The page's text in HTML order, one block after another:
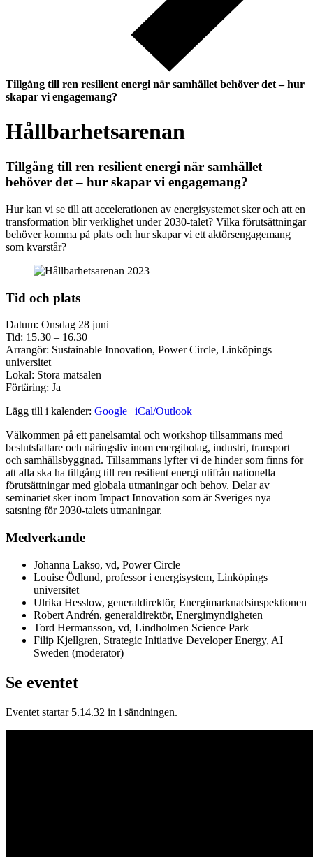
Tillgång till ren resilient energi när samhället behöver det – hur
skapar vi engagemang?
Hållbarhetsarenan
Tillgång till ren resilient energi när samhället
behöver det – hur skapar vi engagemang?
Hur kan vi se till att accelerationen av energisystemet sker och att en
transformation blir verklighet under 2030-talet? Vilka förutsättningar
behöver komma på plats och hur skapar vi ett aktörsengagemang
som kvarstår?
Tid och plats
Datum: Onsdag 28 juni
Tid: 15.30 – 16.30
Arrangör: Sustainable Innovation, Power Circle, Linköpings
universitet
Lokal: Stora matsalen
Förtäring: Ja
Lägg till i kalender: Google | iCal/Outlook
Välkommen på ett panelsamtal och workshop tillsammans med
beslutsfattare och näringsliv inom energibolag, industri, transport
och samhällsbyggnad. Tillsammans lyfter vi de hinder som finns för
att alla ska ha tillgång till ren resilient energi utifrån nationella
förutsättningar med globala utmaningar och behov. Delar av
seminariet sker inom Impact Innovation som är Sveriges nya
satsning för 2030-talets utmaningar.
Medverkande
Johanna Lakso, vd, Power Circle
Louise Ödlund, professor i energisystem, Linköpings
universitet
Ulrika Hesslow, generaldirektör, Energimarknadsinspektionen
Robert Andrén, generaldirektör, Energimyndigheten
Tord Hermansson, vd, Lindholmen Science Park
Filip Kjellgren, Strategic Initiative Developer Energy, AI
Sweden (moderator)
Se eventet
Eventet startar 5.14.32 in i sändningen.